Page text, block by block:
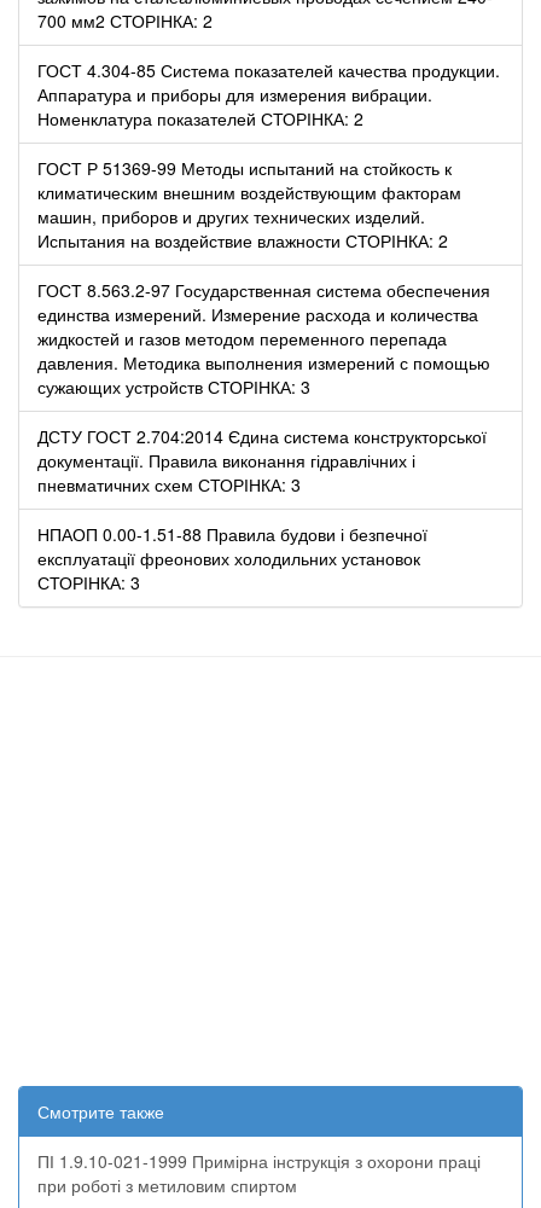
700 мм2 СТОРІНКА: 2
ГОСТ 4.304-85 Система показателей качества продукции.
Аппаратура и приборы для измерения вибрации.
Номенклатура показателей СТОРІНКА: 2
ГОСТ Р 51369-99 Методы испытаний на стойкость к
климатическим внешним воздействующим факторам
машин, приборов и других технических изделий.
Испытания на воздействие влажности СТОРІНКА: 2
ГОСТ 8.563.2-97 Государственная система обеспечения
единства измерений. Измерение расхода и количества
жидкостей и газов методом переменного перепада
давления. Методика выполнения измерений с помощью
сужающих устройств СТОРІНКА: 3
ДСТУ ГОСТ 2.704:2014 Єдина система конструкторської
документації. Правила виконання гідравлічних і
пневматичних схем СТОРІНКА: 3
НПАОП 0.00-1.51-88 Правила будови і безпечної
експлуатації фреонових холодильних установок
СТОРІНКА: 3
Смотрите также
ПІ 1.9.10-021-1999 Примірна інструкція з охорони праці
при роботі з метиловим спиртом